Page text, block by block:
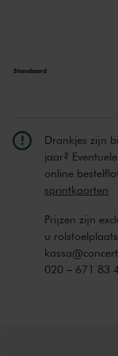
opzwepend - maar
Standaard
Drankjes zijn
jaar?
online
sprintkaarten
Prijzen zijn
u
020 – 671 83